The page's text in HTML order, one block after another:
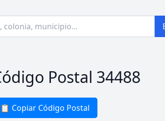
Postal 34488
📋 Copiar Código Postal